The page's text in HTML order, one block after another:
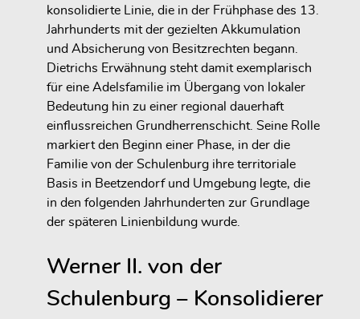
konsolidierte Linie, die in der Frühphase des 13.
Jahrhunderts mit der gezielten Akkumulation
und Absicherung von Besitzrechten begann.
Dietrichs Erwähnung steht damit exemplarisch
für eine Adelsfamilie im Übergang von lokaler
Bedeutung hin zu einer regional dauerhaft
einflussreichen Grundherrenschicht. Seine Rolle
markiert den Beginn einer Phase, in der die
Familie von der Schulenburg ihre territoriale
Basis in Beetzendorf und Umgebung legte, die
in den folgenden Jahrhunderten zur Grundlage
der späteren Linienbildung wurde.
Werner II. von der
Schulenburg – Konsolidierer